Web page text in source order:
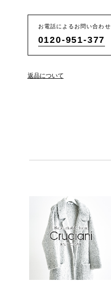
お電話によるお問い合わせ
0120-951-377
返品について